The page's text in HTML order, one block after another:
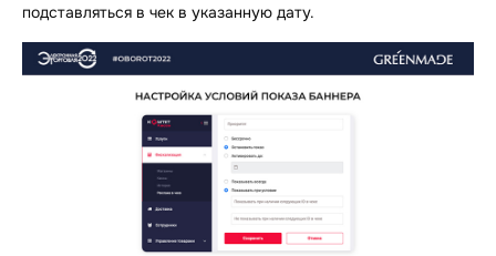
подставляться в чек в указанную дату.